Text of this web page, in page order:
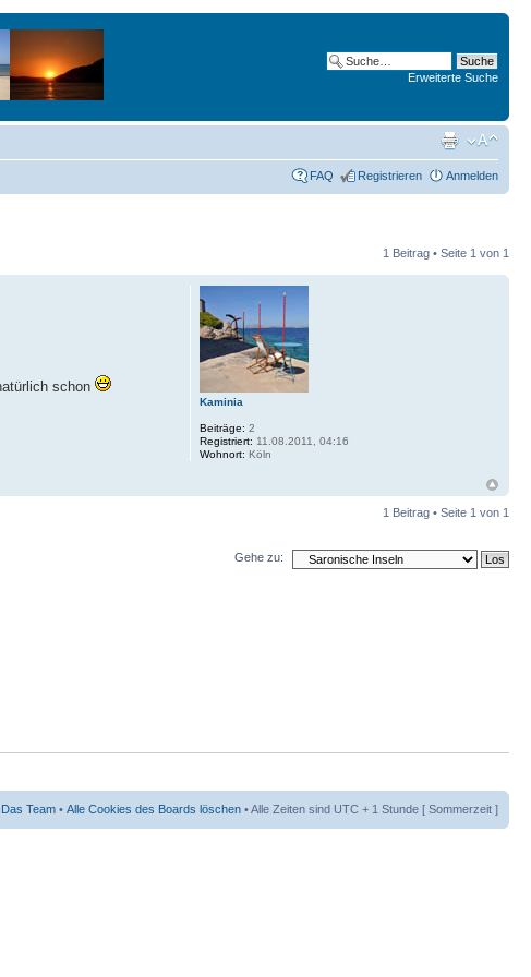
Erweiterte Suche
FAQ Registrieren Anmelden
1 Beitrag • Seite 1 von 1
schon
Kaminia
Beiträge: 2
Registriert: 11.08.2011, 04:16
Wohnort: Köln
1 Beitrag • Seite 1 von 1
Gehe zu:
Das Team • Alle Cookies des Boards löschen • Alle Zeiten sind UTC + 1 Stunde [ Sommerzeit ]